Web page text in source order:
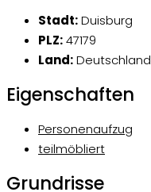
Stadt:Duisburg
PLZ:47179
Land:Deutschland
Eigenschaften
Personenaufzug
teilmöbliert
Grundrisse